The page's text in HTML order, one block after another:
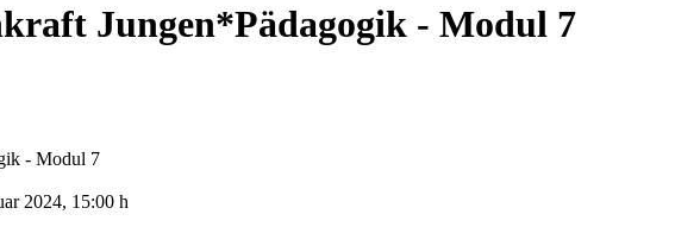
Jungen*Pädagogik - Modul 7
- Modul 7
2024, 15:00 h